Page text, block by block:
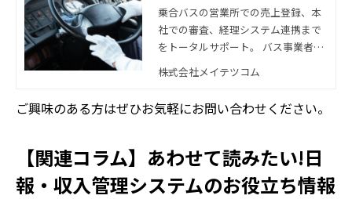
用の株式会社メイテツコム
乗合バスの営業所での売上登録、本
社での審査、経理システム連携まで
をトータルサポート。 バス事業者の
できるサービスをクラウドで提供し
株式会社メイテツコム
ご興味のある方はぜひお気軽にお問い合わせください。
【関連コラム】あわせて読みたい!日
報・収入管理システムのお役立ち情報